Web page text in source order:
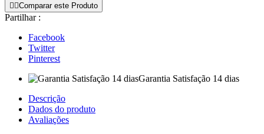
 Comparar este Produto
Partilhar :
Facebook
Twitter
Pinterest
Garantia Satisfação 14 dias
Descrição
Dados do produto
Avaliações